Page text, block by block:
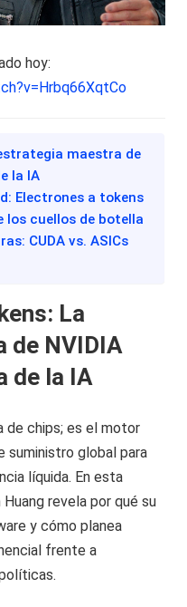
hoy:
maestra de
la IA
Electrones a tokens
los cuellos de botella
CUDA vs. ASICs
La
de NVIDIA
de la IA
de chips; es el motor
suministro global para
líquida. En esta
revela por qué su
y cómo planea
frente a